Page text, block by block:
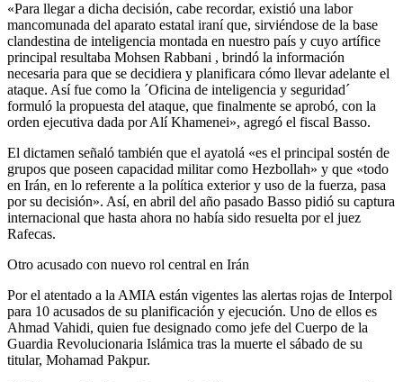
«Para llegar a dicha decisión, cabe recordar, existió una labor
mancomunada del aparato estatal iraní que, sirviéndose de la base
clandestina de inteligencia montada en nuestro país y cuyo artífice
principal resultaba Mohsen Rabbani , brindó la información
necesaria para que se decidiera y planificara cómo llevar adelante el
ataque. Así fue como la ´Oficina de inteligencia y seguridad´
formuló la propuesta del ataque, que finalmente se aprobó, con la
orden ejecutiva dada por Alí Khamenei», agregó el fiscal Basso.
El dictamen señaló también que el ayatolá «es el principal sostén de
grupos que poseen capacidad militar como Hezbollah» y que «todo
en Irán, en lo referente a la política exterior y uso de la fuerza, pasa
por su decisión». Así, en abril del año pasado Basso pidió su captura
internacional que hasta ahora no había sido resuelta por el juez
Rafecas.
Otro acusado con nuevo rol central en Irán
Por el atentado a la AMIA están vigentes las alertas rojas de Interpol
para 10 acusados de su planificación y ejecución. Uno de ellos es
Ahmad Vahidi, quien fue designado como jefe del Cuerpo de la
Guardia Revolucionaria Islámica tras la muerte el sábado de su
titular, Mohamad Pakpur.